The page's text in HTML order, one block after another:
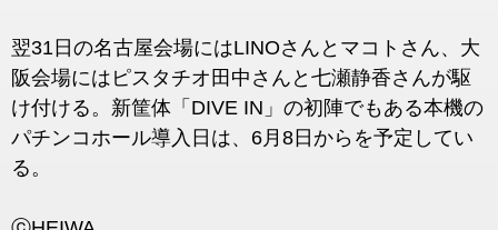
翌31日の名古屋会場にはLINOさんとマコトさん、大
阪会場にはピスタチオ田中さんと七瀬静香さんが駆
け付ける。新筐体「DIVE IN」の初陣でもある本機の
パチンコホール導入日は、6月8日からを予定してい
る。